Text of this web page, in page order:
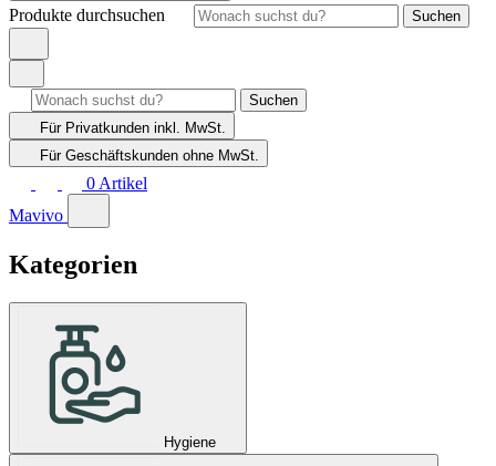
Produkte durchsuchen Suchen
Suchen
Für Privatkunden inkl. MwSt.
Für Geschäftskunden ohne MwSt.
0 Artikel
Mavivo
Kategorien
Hygiene